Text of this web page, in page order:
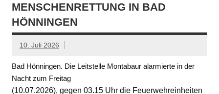
MENSCHENRETTUNG IN BAD
HÖNNINGEN
10. Juli 2026
Bad Hönningen. Die Leitstelle Montabaur alarmierte in der
Nacht zum Freitag
(10.07.2026), gegen 03.15 Uhr die Feuerwehreinheiten